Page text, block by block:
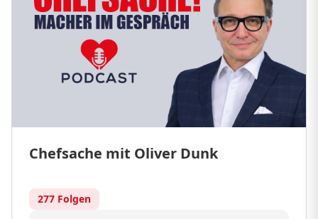
Chefsache mit Oliver Dunk
277 Folgen